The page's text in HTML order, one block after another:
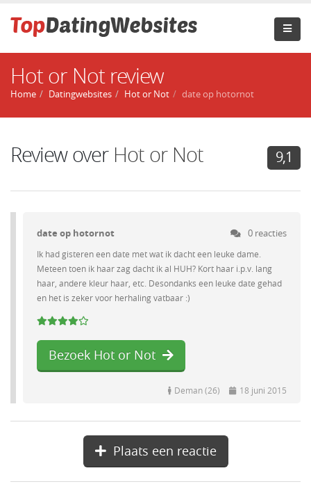
Hot or Not review
Home Datingwebsites Hot or Not date op hotornot
Review over Hot or Not 9,1
date op hotornot 0 reacties
Ik had gisteren een date met wat ik dacht een leuke dame.
Meteen toen ik haar zag dacht ik al HUH? Kort haar i.p.v. lang
haar, andere kleur haar, etc. Desondanks een leuke date gehad
en het is zeker voor herhaling vatbaar :)
Bezoek Hot or Not
Deman (26) 18 juni 2015
Plaats een reactie